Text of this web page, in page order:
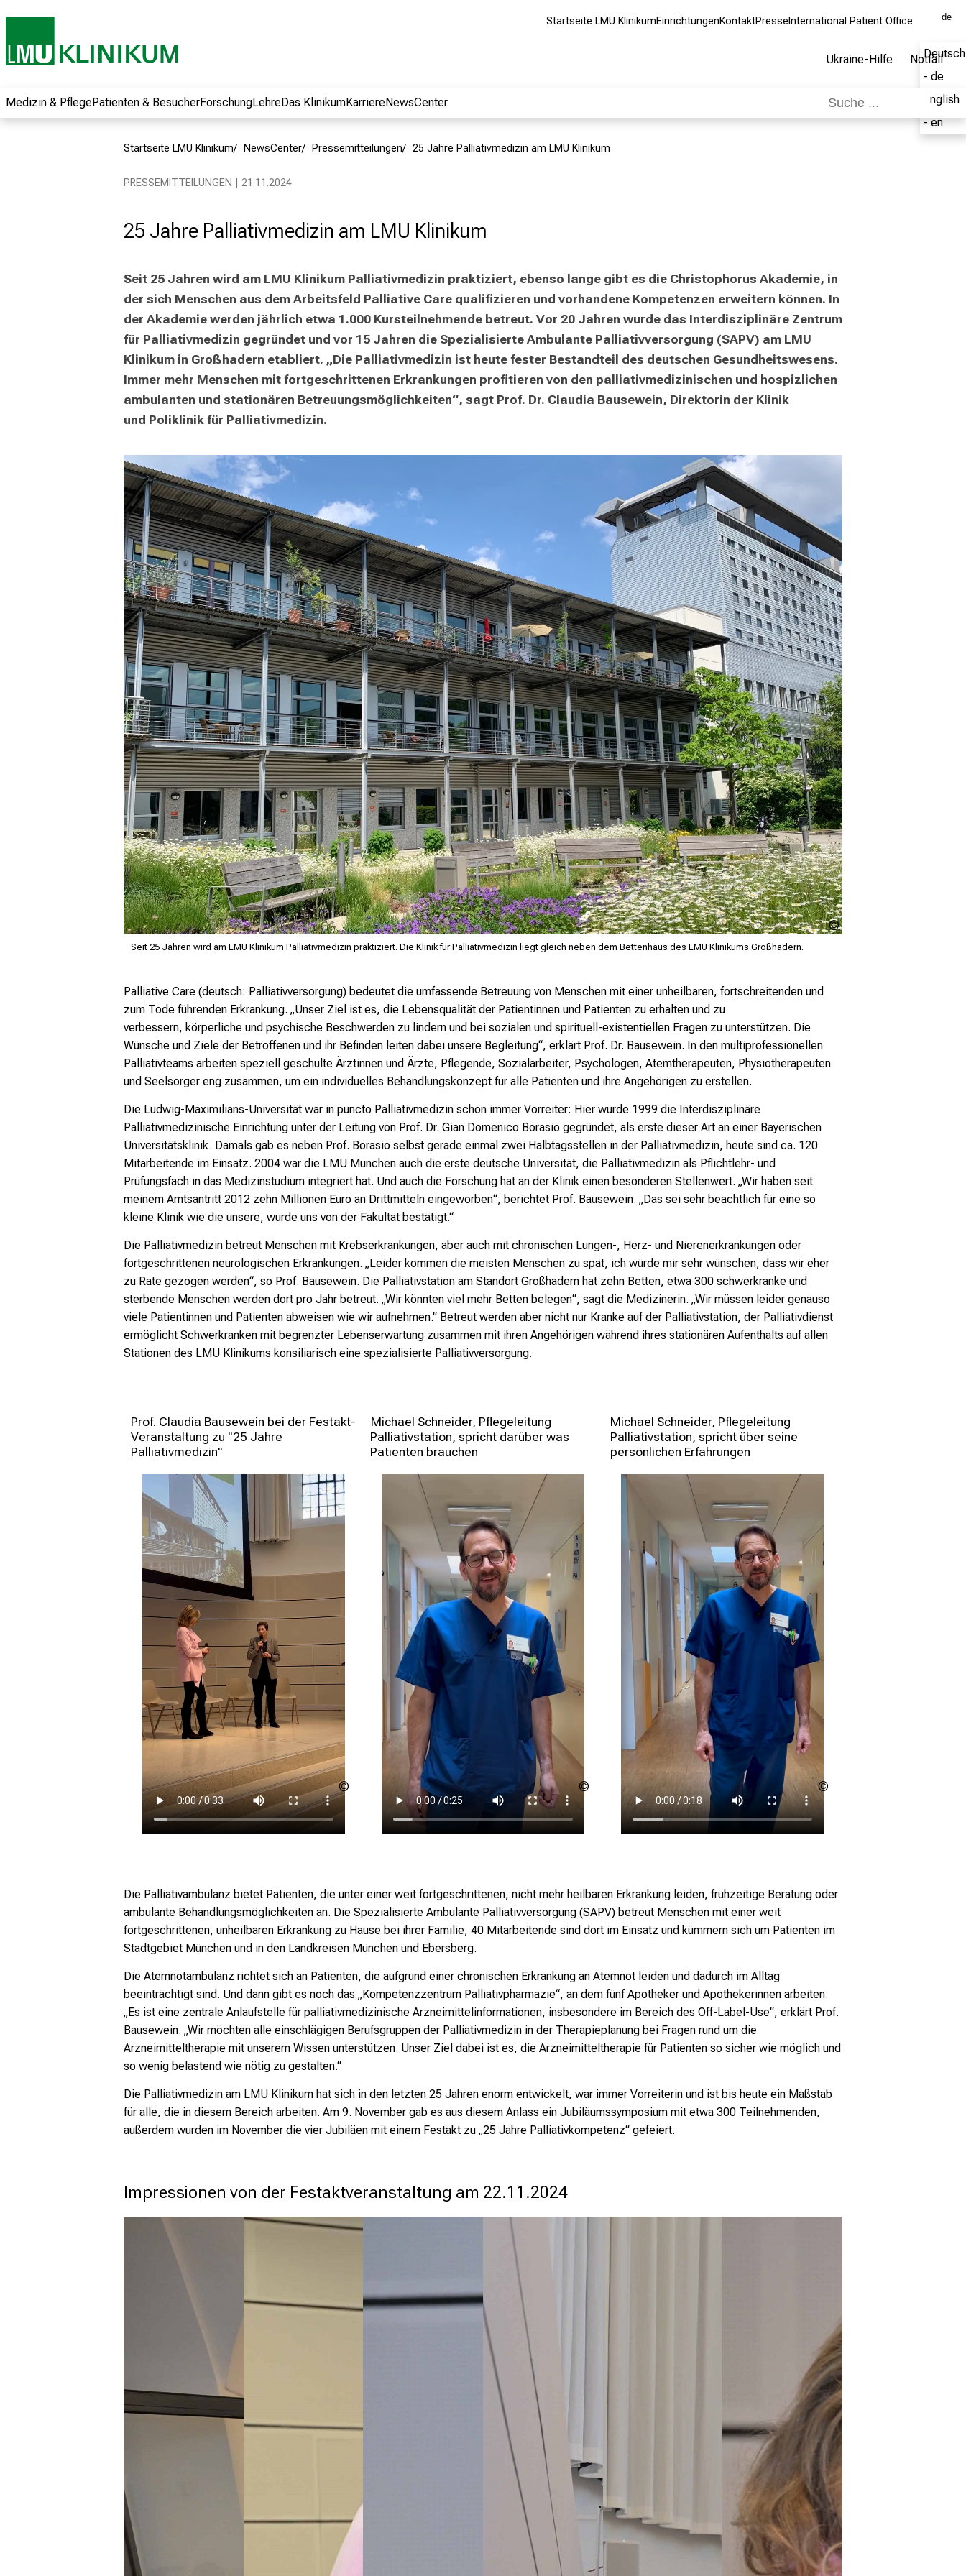
Startseite LMU KlinikumEinrichtungenKontaktPresse International Patient Office de
Deutsch
- de
English
- en
Ukraine-Hilfe Notfall
Medizin & PflegePatienten & BesucherForschungLehreDas KlinikumKarriereNewsCenter
Startseite LMU Klinikum NewsCenter Pressemitteilungen 25 Jahre Palliativmedizin am LMU Klinikum
PRESSEMITTEILUNGEN | 21.11.2024
25 Jahre Palliativmedizin am LMU Klinikum
Seit 25 Jahren wird am LMU Klinikum Palliativmedizin praktiziert, ebenso lange gibt es die Christophorus Akademie, in
der sich Menschen aus dem Arbeitsfeld Palliative Care qualifizieren und vorhandene Kompetenzen erweitern können. In
der Akademie werden jährlich etwa 1.000 Kursteilnehmende betreut. Vor 20 Jahren wurde das Interdisziplinäre Zentrum
für Palliativmedizin gegründet und vor 15 Jahren die Spezialisierte Ambulante Palliativversorgung (SAPV) am LMU
Klinikum in Großhadern etabliert. „Die Palliativmedizin ist heute fester Bestandteil des deutschen Gesundheitswesens.
Immer mehr Menschen mit fortgeschrittenen Erkrankungen profitieren von den palliativmedizinischen und hospizlichen
ambulanten und stationären Betreuungsmöglichkeiten“, sagt Prof. Dr. Claudia Bausewein, Direktorin der Klinik
und Poliklinik für Palliativmedizin.
Seit 25 Jahren wird am LMU Klinikum Palliativmedizin praktiziert. Die Klinik für Palliativmedizin liegt gleich neben dem Bettenhaus des LMU Klinikums Großhadern.
Palliative Care (deutsch: Palliativversorgung) bedeutet die umfassende Betreuung von Menschen mit einer unheilbaren, fortschreitenden und
zum Tode führenden Erkrankung. „Unser Ziel ist es, die Lebensqualität der Patientinnen und Patienten zu erhalten und zu
verbessern, körperliche und psychische Beschwerden zu lindern und bei sozialen und spirituell-existentiellen Fragen zu unterstützen. Die
Wünsche und Ziele der Betroffenen und ihr Befinden leiten dabei unsere Begleitung“, erklärt Prof. Dr. Bausewein. In den multiprofessionellen
Palliativteams arbeiten speziell geschulte Ärztinnen und Ärzte, Pflegende, Sozialarbeiter, Psychologen, Atemtherapeuten, Physiotherapeuten
und Seelsorger eng zusammen, um ein individuelles Behandlungskonzept für alle Patienten und ihre Angehörigen zu erstellen.
Die Ludwig-Maximilians-Universität war in puncto Palliativmedizin schon immer Vorreiter: Hier wurde 1999 die Interdisziplinäre
Palliativmedizinische Einrichtung unter der Leitung von Prof. Dr. Gian Domenico Borasio gegründet, als erste dieser Art an einer Bayerischen
Universitätsklinik. Damals gab es neben Prof. Borasio selbst gerade einmal zwei Halbtagsstellen in der Palliativmedizin, heute sind ca. 120
Mitarbeitende im Einsatz. 2004 war die LMU München auch die erste deutsche Universität, die Palliativmedizin als Pflichtlehr- und
Prüfungsfach in das Medizinstudium integriert hat. Und auch die Forschung hat an der Klinik einen besonderen Stellenwert. „Wir haben seit
meinem Amtsantritt 2012 zehn Millionen Euro an Drittmitteln eingeworben“, berichtet Prof. Bausewein. „Das sei sehr beachtlich für eine so
kleine Klinik wie die unsere, wurde uns von der Fakultät bestätigt.“
Die Palliativmedizin betreut Menschen mit Krebserkrankungen, aber auch mit chronischen Lungen-, Herz- und Nierenerkrankungen oder
fortgeschrittenen neurologischen Erkrankungen. „Leider kommen die meisten Menschen zu spät, ich würde mir sehr wünschen, dass wir eher
zu Rate gezogen werden“, so Prof. Bausewein. Die Palliativstation am Standort Großhadern hat zehn Betten, etwa 300 schwerkranke und
sterbende Menschen werden dort pro Jahr betreut. „Wir könnten viel mehr Betten belegen“, sagt die Medizinerin. „Wir müssen leider genauso
viele Patientinnen und Patienten abweisen wie wir aufnehmen.“ Betreut werden aber nicht nur Kranke auf der Palliativstation, der Palliativdienst
ermöglicht Schwerkranken mit begrenzter Lebenserwartung zusammen mit ihren Angehörigen während ihres stationären Aufenthalts auf allen
Stationen des LMU Klinikums konsiliarisch eine spezialisierte Palliativversorgung.
Prof. Claudia Bausewein bei der Festakt-
Veranstaltung zu "25 Jahre
Palliativmedizin"
Michael Schneider, Pflegeleitung
Palliativstation, spricht darüber was
Patienten brauchen
Klinikum
Michael Schneider, Pflegeleitung
Palliativstation, spricht über seine
persönlichen Erfahrungen
Die Palliativambulanz bietet Patienten, die unter einer weit fortgeschrittenen, nicht mehr heilbaren Erkrankung leiden, frühzeitige Beratung oder
ambulante Behandlungsmöglichkeiten an. Die Spezialisierte Ambulante Palliativversorgung (SAPV) betreut Menschen mit einer weit
fortgeschrittenen, unheilbaren Erkrankung zu Hause bei ihrer Familie, 40 Mitarbeitende sind dort im Einsatz und kümmern sich um Patienten im
Stadtgebiet München und in den Landkreisen München und Ebersberg.
Die Atemnotambulanz richtet sich an Patienten, die aufgrund einer chronischen Erkrankung an Atemnot leiden und dadurch im Alltag
beeinträchtigt sind. Und dann gibt es noch das „Kompetenzzentrum Palliativpharmazie“, an dem fünf Apotheker und Apothekerinnen arbeiten.
„Es ist eine zentrale Anlaufstelle für palliativmedizinische Arzneimittelinformationen, insbesondere im Bereich des Off-Label-Use“, erklärt Prof.
Bausewein. „Wir möchten alle einschlägigen Berufsgruppen der Palliativmedizin in der Therapieplanung bei Fragen rund um die
Arzneimitteltherapie mit unserem Wissen unterstützen. Unser Ziel dabei ist es, die Arzneimitteltherapie für Patienten so sicher wie möglich und
so wenig belastend wie nötig zu gestalten.“
Die Palliativmedizin am LMU Klinikum hat sich in den letzten 25 Jahren enorm entwickelt, war immer Vorreiterin und ist bis heute ein Maßstab
für alle, die in diesem Bereich arbeiten. Am 9. November gab es aus diesem Anlass ein Jubiläumssymposium mit etwa 300 Teilnehmenden,
außerdem wurden im November die vier Jubiläen mit einem Festakt zu „25 Jahre Palliativkompetenz“ gefeiert.
Impressionen von der Festaktveranstaltung am 22.11.2024
Informationen zu
Jobs, Ausbildungen
Weiterbildungen.
Kommen Sie
Pflegewissenschaft
ohne Anmeldung.
mehr Informationen